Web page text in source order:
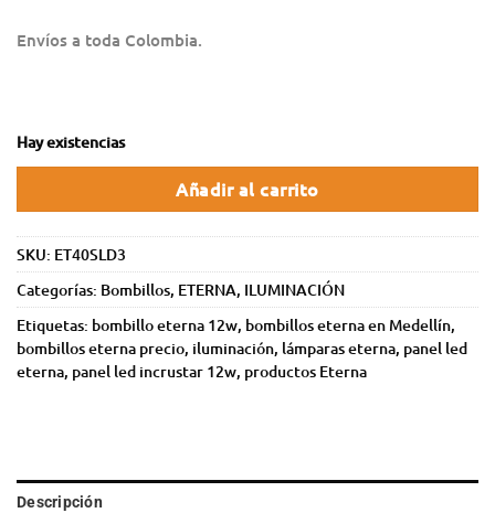
Envíos a toda Colombia.
Hay existencias
Añadir al carrito
SKU: ET40SLD3
Categorías: Bombillos, ETERNA, ILUMINACIÓN
Etiquetas: bombillo eterna 12w, bombillos eterna en Medellín,
bombillos eterna precio, iluminación, lámparas eterna, panel led
eterna, panel led incrustar 12w, productos Eterna
Descripción